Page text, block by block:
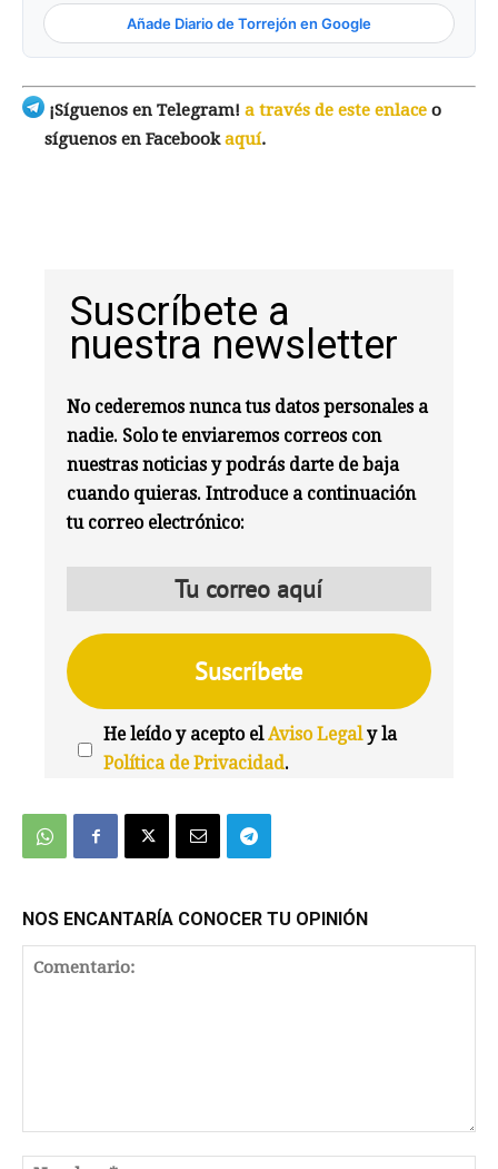
Añade Diario de Torrejón en Google
¡Síguenos en Telegram! a través de este enlace o
síguenos en Facebookaquí.
Suscríbete a
nuestra newsletter
No cederemos nunca tus datos personales a
nadie. Solo te enviaremos correos con
nuestras noticias y podrás darte de baja
cuando quieras. Introduce a continuación
tu correo electrónico:
He leído y acepto elAviso Legaly la
Política de Privacidad.
NOS ENCANTARÍA CONOCER TU OPINIÓN